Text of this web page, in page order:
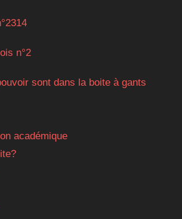
n°2
sont dans la boite à gants
académique